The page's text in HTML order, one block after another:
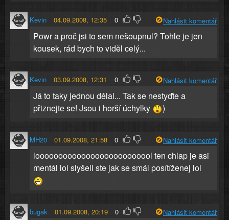
Kevin 04.09.2008, 12:35 0 Nahlásit komentář
Powr a proč jsi to sem nešoupnul? Tohle je jen
kousek, rád bych to viděl celý...
Kevin 03.09.2008, 12:31 0 Nahlásit komentář
Já to taky jednou dělal... Tak se nestyďte a
přiznejte se! Jsou i horší úchylky
)
MH20 01.09.2008, 21:58 0 Nahlásit komentář
loooooooooooooooooooooooool ten chlap je asi
mentál lol slyšeli ste jak se smál posítíženej lol
bugak 01.09.2008, 20:19 0 Nahlásit komentář